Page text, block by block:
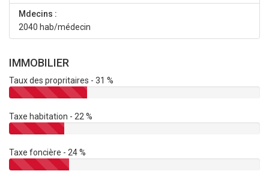
Mdecins :
2040 hab/médecin
IMMOBILIER
Taux des propritaires - 31 %
Taxe habitation - 22 %
Taxe foncière - 24 %